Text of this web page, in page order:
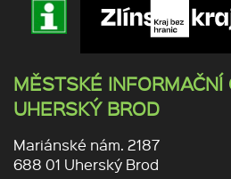
MĚSTSKÉ INFORMAČNÍ
UHERSKÝ BROD
Mariánské nám. 2187
688 01 Uherský Brod